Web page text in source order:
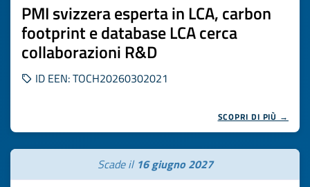
PMI svizzera esperta in LCA, carbon
footprint e database LCA cerca
collaborazioni R&D
ID EEN: TOCH20260302021
SCOPRI DI PIÙ →
Scade il 16 giugno 2027